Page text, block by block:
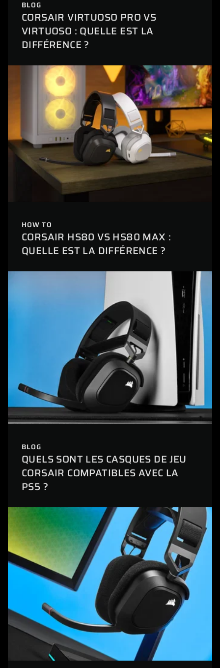
BLOG
CORSAIR VIRTUOSO PRO VS
VIRTUOSO : QUELLE EST LA
DIFFÉRENCE ?
HOW TO
CORSAIR HS80 VS HS80 MAX :
QUELLE EST LA DIFFÉRENCE ?
BLOG
QUELS SONT LES CASQUES DE JEU
CORSAIR COMPATIBLES AVEC LA
PS5 ?